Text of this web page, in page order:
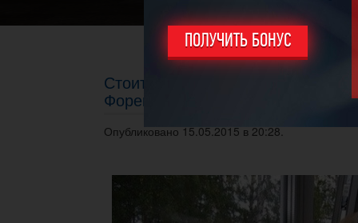
ПОЛУЧИТЬ БОНУС
Стоит ли выставлять стоп лосс
Форекс?
Опубликовано 15.05.2015 в 20:28.